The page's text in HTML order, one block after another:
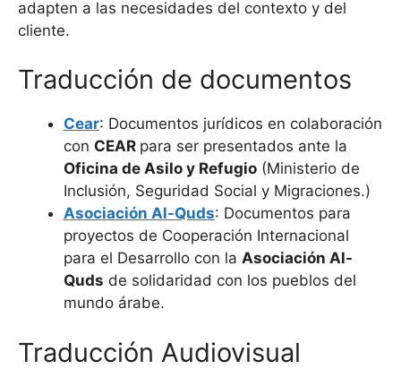
adapten a las necesidades del contexto y del
cliente.
Traducción de documentos
Cear: Documentos jurídicos en colaboración
con CEAR para ser presentados ante la
Oficina de Asilo y Refugio (Ministerio de
Inclusión, Seguridad Social y Migraciones.)
Asociación Al-Quds: Documentos para
proyectos de Cooperación Internacional
para el Desarrollo con la Asociación Al-
Quds de solidaridad con los pueblos del
mundo árabe.
Traducción Audiovisual